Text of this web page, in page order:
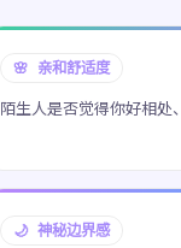
🌸 亲和舒适度
陌生人是否觉得你好相处
🌙 神秘边界感